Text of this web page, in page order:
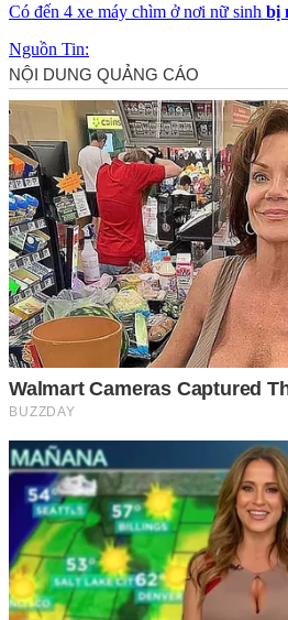
Có đến 4 xe máy chìm ở nơi nữ sinh bị
Nguồn Tin: